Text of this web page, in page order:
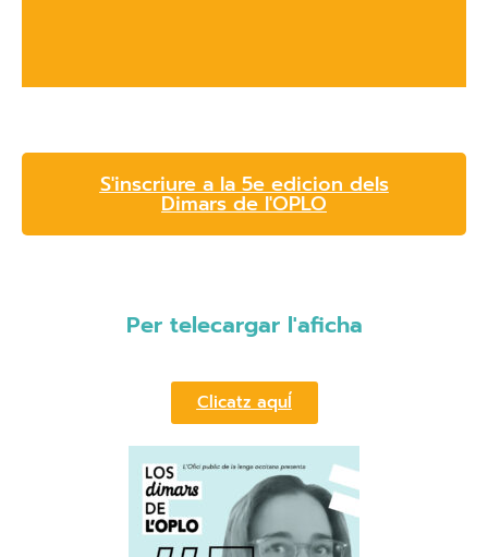
S'inscriure a la 5e edicion dels
Dimars de l'OPLO
Per telecargar l'aficha
Clicatz aquÍ